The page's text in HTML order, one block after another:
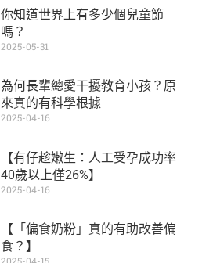
你知道世界上有多少個兒童節
嗎？
2025-05-31
為何長輩總愛干擾教育小孩？原
來真的有科學根據
2025-04-16
【有仔趁嫩生：人工受孕成功率
40歲以上僅26%】
2025-04-16
【「偏食奶粉」真的有助改善偏
食？】